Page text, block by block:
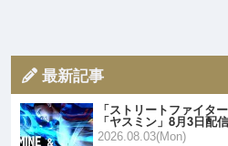
最新記事
「ストリートファイタ
「ヤスミン」8月3日配
2026.08.03(Mon)